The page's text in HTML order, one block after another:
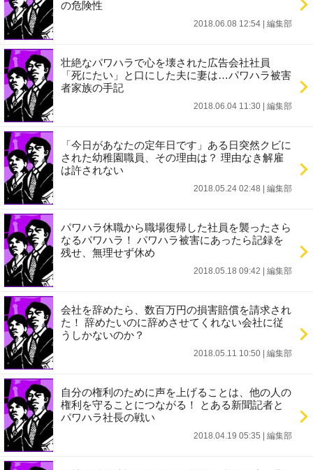
の危険性
2018.06.08 12:54 編集部
壮絶なパワハラで心を壊された広告会社社員
「死にたい」と口にした夫に妻は…パワハラ被害
者家族の手記
2018.06.04 11:30 編集部
「今日があなたの定年日です」ある日突然クビに
された幼稚園職員、その理由は？ 理由なき解雇
は許されない
2018.05.24 02:48 編集部
パワハラ休職から職場復帰した社員を襲ったさら
なるパワハラ！ パワハラ被害にあったら記録を
残せ、無理せず休め
2018.05.18 09:42 編集部
会社を辞めたら、数百万円の損害賠償を請求され
た！ 辞めたいのに辞めさせてくれない会社に従
うしかないのか？
2018.05.11 10:50 編集部
自分の権利のために声を上げることは、他の人の
権利を守ることにつながる！ とある新聞記者と
パワハラ社長の戦い
2018.04.19 05:35 編集部